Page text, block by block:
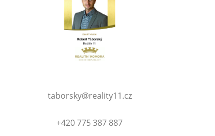
taborsky@reality11.cz
+420 775 387 887